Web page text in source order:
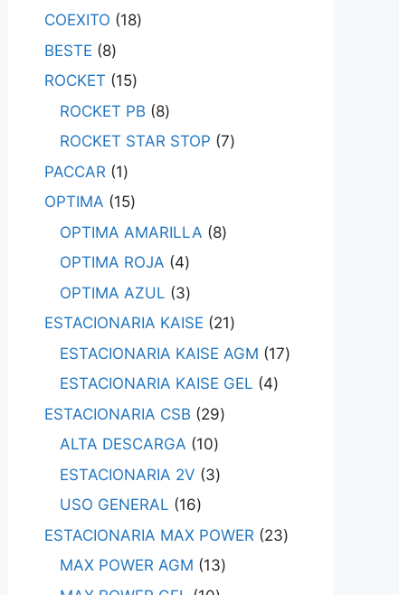
COEXITO
18
BESTE
8
ROCKET
15
ROCKET PB
8
ROCKET STAR STOP 7
PACCAR
1
OPTIMA
15
OPTIMA AMARILLA
8
OPTIMA ROJA
4
OPTIMA AZUL
3
ESTACIONARIA KAISE
21
ESTACIONARIA KAISE AGM
17
ESTACIONARIA KAISE GEL
4
ESTACIONARIA CSB
29
ALTA DESCARGA
10
ESTACIONARIA 2V
3
USO GENERAL
16
ESTACIONARIA MAX POWER
23
MAX POWER AGM
13